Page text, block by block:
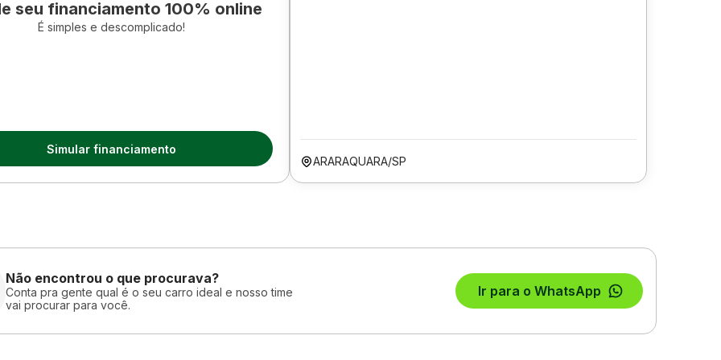
seu financiamento 100% online
É simples e descomplicado!
Simular financiamento
ARARAQUARA/SP
Não encontrou o que procurava?
Conta pra gente qual é o seu carro ideal e nosso time
vai procurar para você.
Ir para o WhatsApp